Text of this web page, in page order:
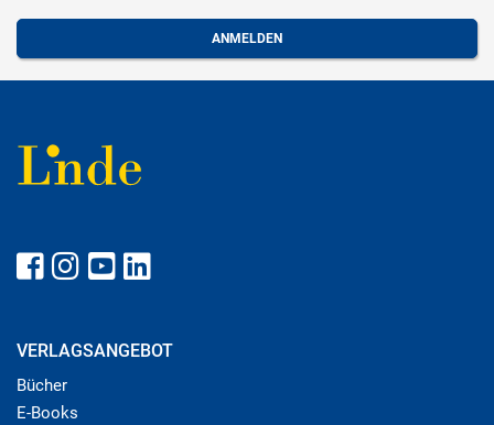
VERLAGSANGEBOT
Bücher
E-Books